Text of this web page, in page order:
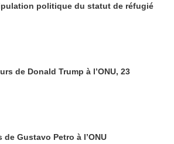
politique du statut de réfugié
de Donald Trump à l’ONU, 23
Gustavo Petro à l’ONU